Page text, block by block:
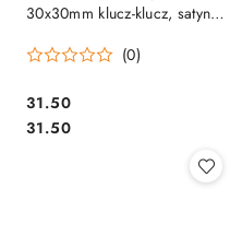
30x30mm klucz-klucz, satyna
(0)
Cena:
31.50
Cena:
31.50